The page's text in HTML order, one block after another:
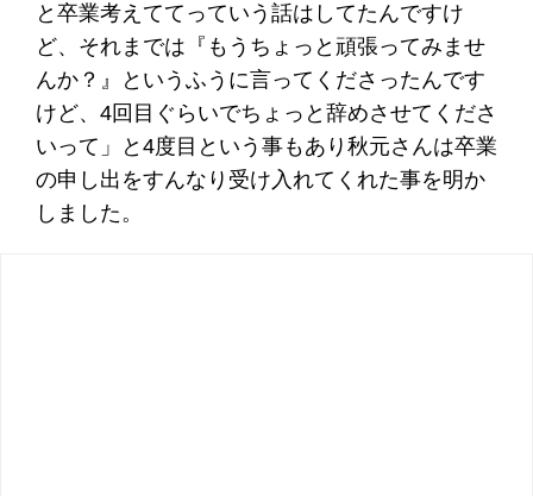
と卒業考えててっていう話はしてたんですけ
ど、それまでは『もうちょっと頑張ってみませ
んか？』というふうに言ってくださったんです
けど、4回目ぐらいでちょっと辞めさせてくださ
いって」と4度目という事もあり秋元さんは卒業
の申し出をすんなり受け入れてくれた事を明か
しました。